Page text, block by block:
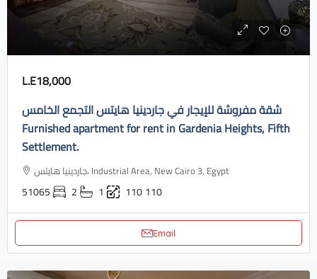
L.E18,000
شقة مفروشة للإيجار في جاردينيا هايتس التجمع الخامس
Furnished apartment for rent in Gardenia Heights, Fifth
Settlement.
جاردينيا هايتس، Industrial Area, New Cairo 3, Egypt
51065 2 1 110110
Email